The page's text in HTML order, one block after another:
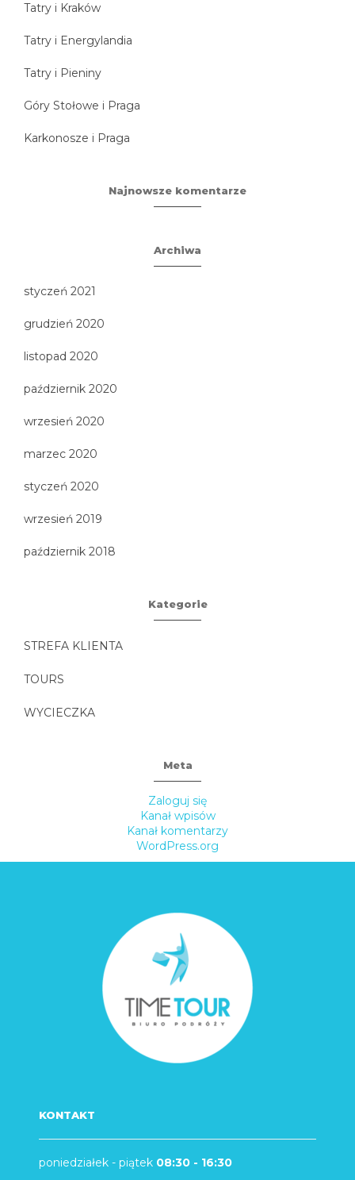
Tatry i Kraków
Tatry i Energylandia
Tatry i Pieniny
Góry Stołowe i Praga
Karkonosze i Praga
Najnowsze komentarze
Archiwa
styczeń 2021
grudzień 2020
listopad 2020
październik 2020
wrzesień 2020
marzec 2020
styczeń 2020
wrzesień 2019
październik 2018
Kategorie
STREFA KLIENTA
TOURS
WYCIECZKA
Meta
Zaloguj się
Kanał wpisów
Kanał komentarzy
WordPress.org
KONTAKT
poniedziałek - piątek 08:30 - 16:30